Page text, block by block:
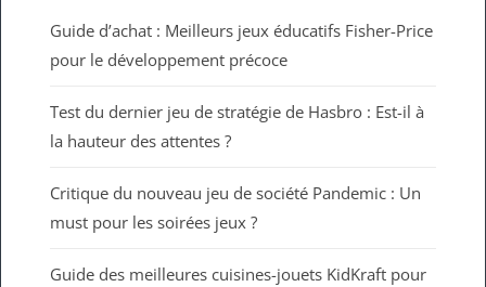
Guide d’achat : Meilleurs jeux éducatifs Fisher-Price
pour le développement précoce
Test du dernier jeu de stratégie de Hasbro : Est-il à
la hauteur des attentes ?
Critique du nouveau jeu de société Pandemic : Un
must pour les soirées jeux ?
Guide des meilleures cuisines-jouets KidKraft pour